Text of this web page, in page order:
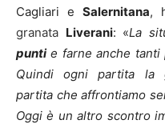
Cagliari e Salernitana,
granata Liverani: «La
puntie farne anche tanti
Quindi ogni partita la
partita che affrontiamo
Oggi è un altro scontro